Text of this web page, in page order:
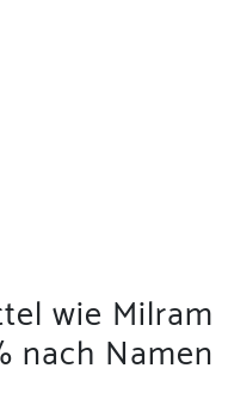
wie Milram
nach Namen